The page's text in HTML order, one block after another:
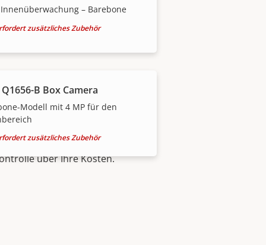
– Barebone
zusätzliches Zubehör
Q1656-B Box Camera
Modell mit 4 MP für den
zusätzliches Zubehör
über Ihre Kosten.